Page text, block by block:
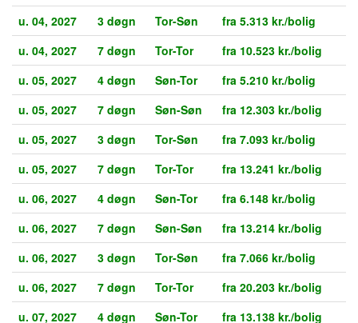
u. 04, 2027
3 døgn Tor-Søn
fra 5.313 kr./bolig
u. 04, 2027
7 døgn Tor-Tor
fra 10.523 kr./bolig
u. 05, 2027
4 døgn Søn-Tor
fra 5.210 kr./bolig
u. 05, 2027
7 døgn Søn-Søn
fra 12.303 kr./bolig
u. 05, 2027
3 døgn Tor-Søn
fra 7.093 kr./bolig
u. 05, 2027
7 døgn Tor-Tor
fra 13.241 kr./bolig
u. 06, 2027
4 døgn Søn-Tor
fra 6.148 kr./bolig
u. 06, 2027
7 døgn Søn-Søn
fra 13.214 kr./bolig
u. 06, 2027
3 døgn Tor-Søn
fra 7.066 kr./bolig
u. 06, 2027
7 døgn Tor-Tor
fra 20.203 kr./bolig
u. 07, 2027
4 døgn Søn-Tor fra 13.138 kr./bolig